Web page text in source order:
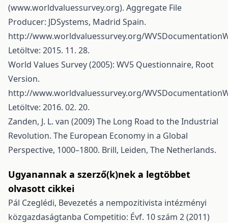
(www.worldvaluessurvey.org). Aggregate File
Producer: JDSystems, Madrid Spain.
http://www.worldvaluessurvey.org/
Letöltve: 2015. 11. 28.
World Values Survey (2005): WV5 Questionnaire, Root
Version.
http://www.worldvaluessurvey.org/
Letöltve: 2016. 02. 20.
Zanden, J. L. van (2009) The Long Road to the Industrial
Revolution. The European Economy in a Global
Perspective, 1000–1800. Brill, Leiden, The Netherlands.
Ugyanannak a szerző(k)nek a legtöbbet
olvasott cikkei
Pál Czeglédi, Bevezetés a nempozitivista intézményi
közgazdaságtanba Competitio: Évf. 10 szám 2 (2011)